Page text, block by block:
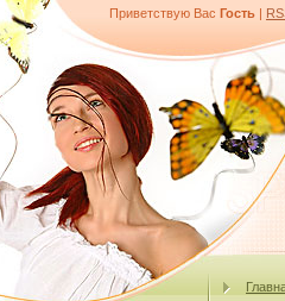
Приветствую Вас Гость |